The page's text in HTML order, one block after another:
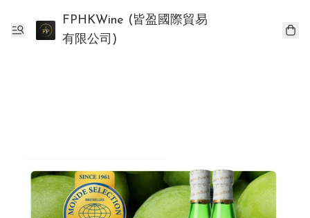
FPHKWine (皆盈國際貿易
有限公司)